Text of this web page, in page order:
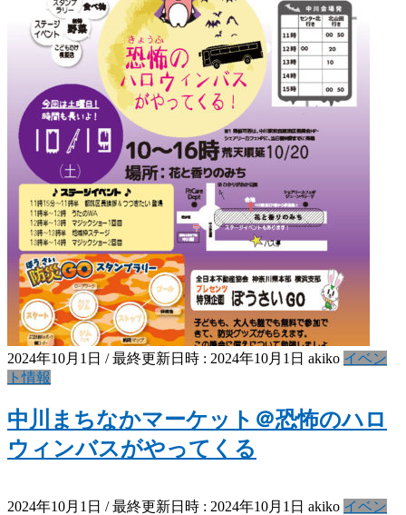
2024年10月1日 / 最終更新日時 : 2024年10月1日 akiko イベン
ト情報
中川まちなかマーケット＠恐怖のハロ
ウィンバスがやってくる
2024年10月1日 / 最終更新日時 : 2024年10月1日 akiko イベン